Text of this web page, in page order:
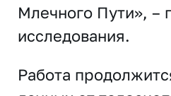
Млечного Пути», –
исследования.
Работа